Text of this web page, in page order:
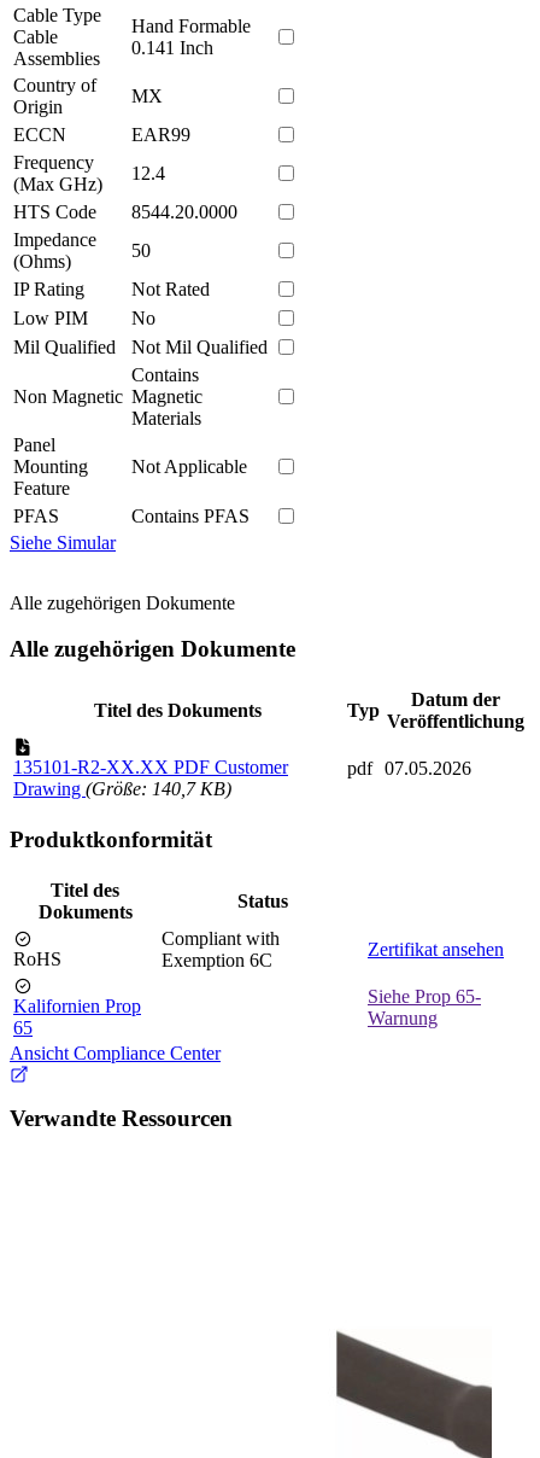
Cable Type
Cable
Assemblies
Hand Formable
0.141 Inch
Country of
Origin
MX
ECCN
EAR99
Frequency
(Max GHz)
12.4
HTS Code
8544.20.0000
Impedance
(Ohms)
50
IP Rating
Not Rated
Low PIM
No
Mil Qualified
Not Mil Qualified
Non Magnetic
Contains
Magnetic
Materials
Panel
Mounting
Feature
Not Applicable
PFAS
Contains PFAS
Siehe Simular
Alle zugehörigen Dokumente
Alle zugehörigen Dokumente
Titel des Dokuments Typ
Datum der
Veröffentlichung
135101-R2-XX.XX PDF Customer
Drawing (Größe: 140,7 KB)
pdf 07.05.2026
Produktkonformität
Titel des
Dokuments
Status
RoHS
Compliant with
Exemption 6C
Zertifikat ansehen
Kalifornien Prop
65
Siehe Prop 65-
Warnung
Ansicht Compliance Center
Verwandte Ressourcen